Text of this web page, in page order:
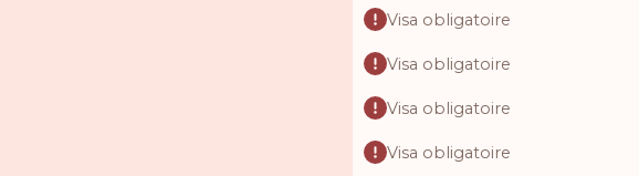
Visa obligatoire
Visa obligatoire
Visa obligatoire
Visa obligatoire